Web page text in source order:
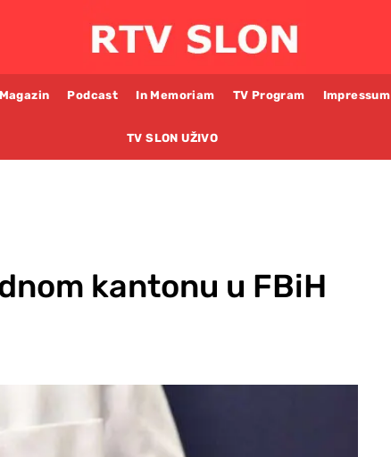
Magazin Podcast In Memoriam TV Program Impressum
TV SLON UŽIVO
kantonu u FBiH